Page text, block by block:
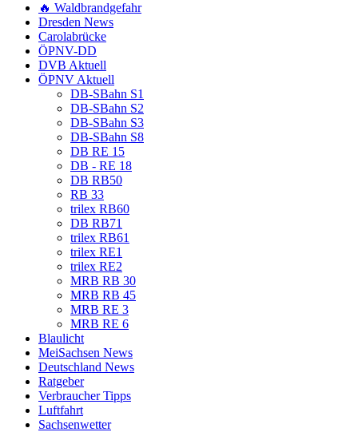
🔥 Waldbrandgefahr
Dresden News
Carolabrücke
ÖPNV-DD
DVB Aktuell
ÖPNV Aktuell
DB-SBahn S1
DB-SBahn S2
DB-SBahn S3
DB-SBahn S8
DB RE 15
DB - RE 18
DB RB50
RB 33
trilex RB60
DB RB71
trilex RB61
trilex RE1
trilex RE2
MRB RB 30
MRB RB 45
MRB RE 3
MRB RE 6
Blaulicht
MeiSachsen News
Deutschland News
Ratgeber
Verbraucher Tipps
Luftfahrt
Sachsenwetter